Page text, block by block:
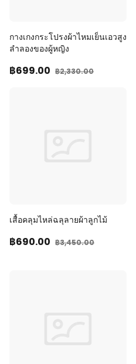
กางเกงกระโปรงผ้าไหมเย็นเอวสูง
ลำลองของผู้หญิง
฿699.00 ฿2,330.00
เสื้อคลุมไหล่ฉลุลายผ้าลูกไม้
฿690.00 ฿3,450.00